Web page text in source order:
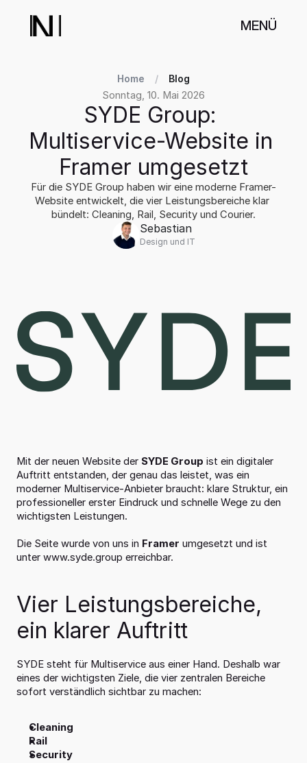
MENÜ
Home / Blog
Sonntag, 10. Mai 2026
SYDE Group:
Multiservice-Website in
Framer umgesetzt
Für die SYDE Group haben wir eine moderne Framer-
Website entwickelt, die vier Leistungsbereiche klar
bündelt: Cleaning, Rail, Security und Courier.
Sebastian
Design und IT
Mit der neuen Website der SYDE Group ist ein digitaler
Auftritt entstanden, der genau das leistet, was ein
moderner Multiservice-Anbieter braucht: klare Struktur, ein
professioneller erster Eindruck und schnelle Wege zu den
wichtigsten Leistungen.
Die Seite wurde von uns in Framer umgesetzt und ist
unter www.syde.group erreichbar.
Vier Leistungsbereiche,
ein klarer Auftritt
SYDE steht für Multiservice aus einer Hand. Deshalb war
eines der wichtigsten Ziele, die vier zentralen Bereiche
sofort verständlich sichtbar zu machen:
Cleaning
Rail
Security